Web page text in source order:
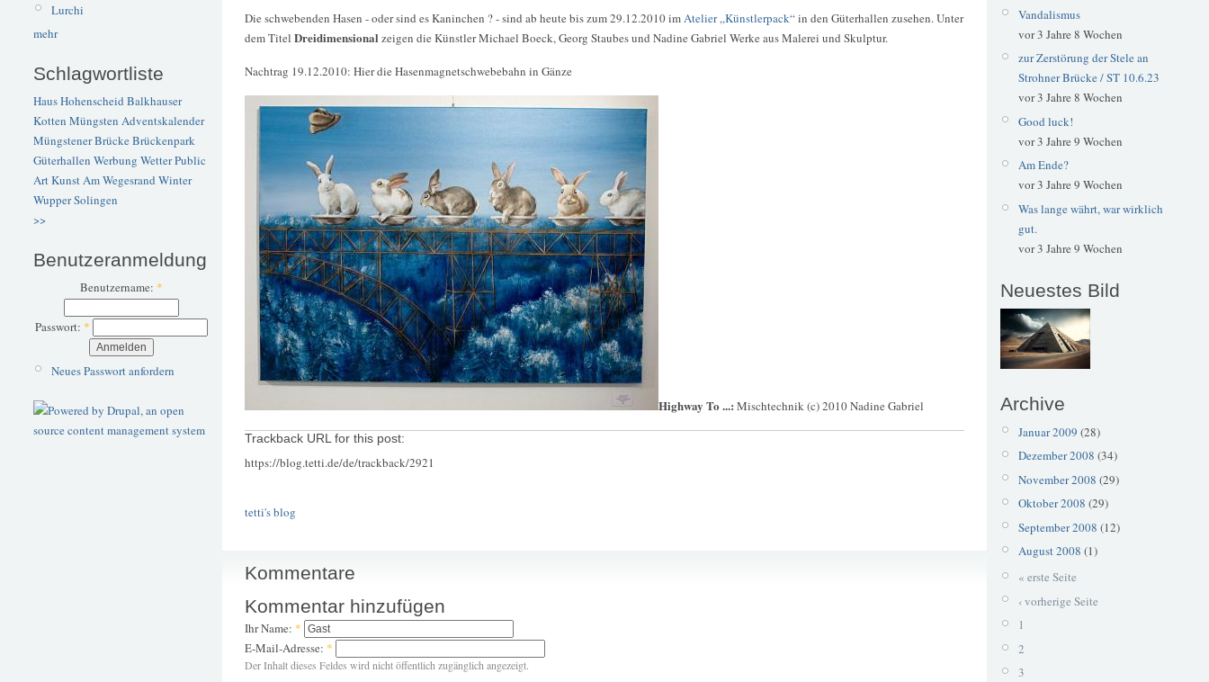
Lurchi
mehr
Schlagwortliste
Haus Hohenscheid Balkhauser
Kotten Müngsten Adventskalender
Müngstener BrückeBrückenpark
Güterhallen Werbung WetterPublic
ArtKunstAm Wegesrand Winter
WupperSolingen
>>
Benutzeranmeldung
Benutzername: *
Passwort: *
Neues Passwort anfordern
Die schwebenden Hasen - oder sind es Kaninchen ? - sind ab heute bis zum 29.12.2010 imAtelier „Künstlerpack“in den Güterhallen zusehen. Unter
dem Titel Dreidimensional zeigen die Künstler Michael Boeck, Georg Staubes und Nadine Gabriel Werke aus Malerei und Skulptur.
Nachtrag 19.12.2010: Hier die Hasenmagnetschwebebahn in Gänze
Highway To ...: Mischtechnik (c) 2010 Nadine Gabriel
Trackback URL for this post:
https://blog.tetti.de/de/trackback/2921
tetti's blog
Kommentare
Kommentar hinzufügen
Ihr Name: *
E-Mail-Adresse: *
Der Inhalt dieses Feldes wird nicht öffentlich zugänglich angezeigt.
Vandalismus
vor 3 Jahre 8 Wochen
zur Zerstörung der Stele an
Strohner Brücke / ST 10.6.23
vor 3 Jahre 8 Wochen
Good luck!
vor 3 Jahre 9 Wochen
Am Ende?
vor 3 Jahre 9 Wochen
Was lange währt, war wirklich
gut.
vor 3 Jahre 9 Wochen
Neuestes Bild
Archive
Januar 2009 (28)
Dezember 2008 (34)
November 2008 (29)
Oktober 2008 (29)
September 2008 (12)
August 2008 (1)
« erste Seite
‹ vorherige Seite
1
2
3